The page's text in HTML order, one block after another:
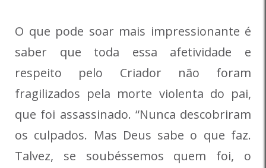
O que pode soar mais impressionante é
saber que toda essa afetividade e
respeito pelo Criador não foram
fragilizados pela morte violenta do pai,
que foi assassinado. “Nunca descobriram
os culpados. Mas Deus sabe o que faz.
Talvez, se soubéssemos quem foi, o